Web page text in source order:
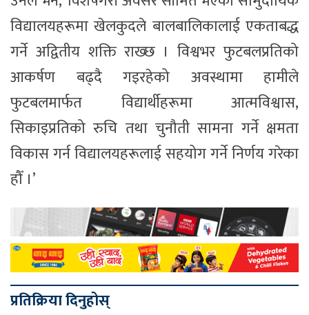
विद्यालयहरूमा खेलकुदले बालबालिकालाई एकताबद्ध
गर्ने अद्वितीय शक्ति राख्छ । विश्वभर फुटबलप्रतिको
आकर्षण बढ्दै गइरहेको अवस्थामा हामीले
फुटबलमार्फत विद्यार्थीहरूमा आत्मविश्वास,
सिकाइप्रतिको रुचि तथा चुनौती सामना गर्ने क्षमता
विकास गर्न विद्यालयहरूलाई सहयोग गर्ने निर्णय गरेका
हौँ ।’
प्रतिक्रिया दिनुहोस्